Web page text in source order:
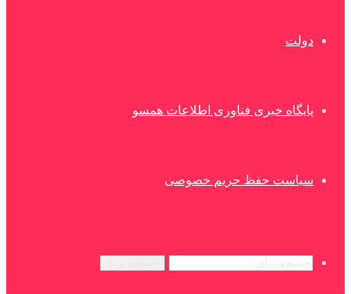
دولت
پایگاه خبری فناوری اطلاعات همسو
سیاست حفظ حریم خصوصی